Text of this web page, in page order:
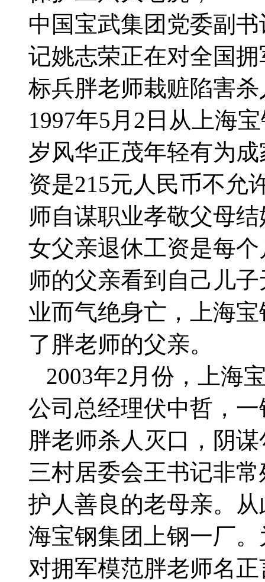
中国宝武集团党委副
记姚志荣正在对全国
标兵胖老师栽赃陷害
1997年5月2日从上海
岁风华正茂年轻有为
资是215元人民币不允
师自谋职业孝敬父母
女父亲退休工资是每
师的父亲看到自己儿
业而气绝身亡，上海
了胖老师的父亲。
2003年2月份，上海
公司总经理伏中哲，
胖老师杀人灭口，阴
三村居委会王书记非
护人善良的老母亲。
海宝钢集团上钢一厂
对拥军模范胖老师名